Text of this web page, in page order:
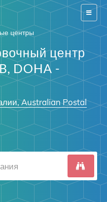
Switch
центры
центр
DOHA -
Australian Postal